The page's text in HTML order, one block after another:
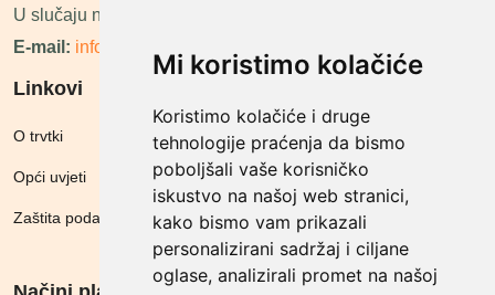
Mi koristimo kolačiće
Koristimo kolačiće i druge
tehnologije praćenja da bismo
poboljšali vaše korisničko
iskustvo na našoj web stranici,
kako bismo vam prikazali
personalizirani sadržaj i ciljane
oglase, analizirali promet na našoj
U slučaju neraspoloživosti ćemo vas nazvati.
E-mail: info@megashop.hr
Linkovi
O trvtki
Opći uvjeti
Zaštita podataka